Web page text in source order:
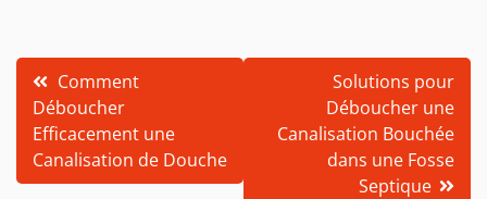
Navigation
de
l’article
Comment
Déboucher
Efficacement une
Canalisation de Douche
Solutions pour
Déboucher une
Canalisation Bouchée
dans une Fosse
Septique